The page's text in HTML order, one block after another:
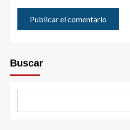
Buscar